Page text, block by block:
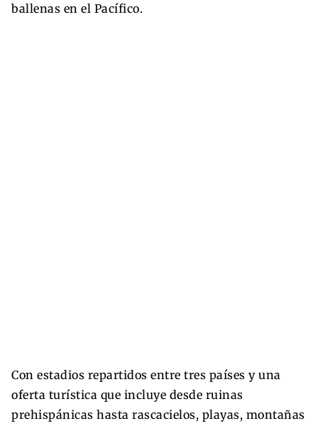
ballenas en el Pacífico.
Con estadios repartidos entre tres países y una
oferta turística que incluye desde ruinas
prehispánicas hasta rascacielos, playas, montañas